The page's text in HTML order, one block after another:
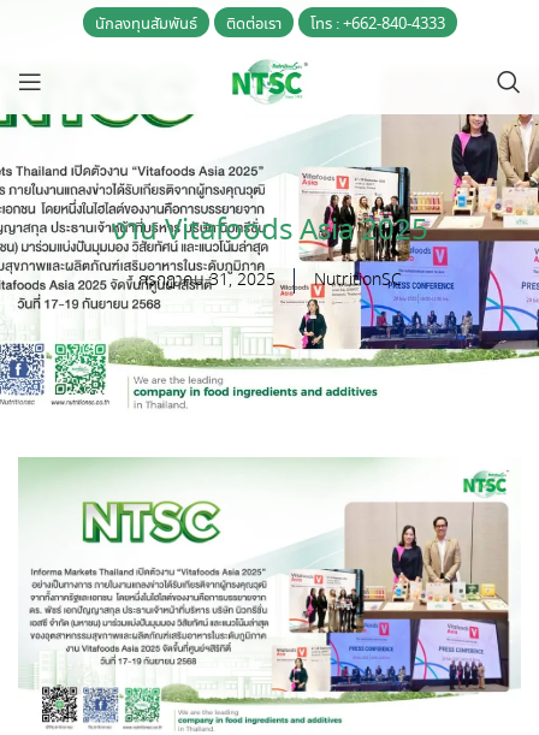
นักลงทุนสัมพันธ์ ติดต่อเรา โทร : +662-840-4333
งาน Vitafoods Asia 2025
กรกฎาคม 31, 2025 NutritionSC